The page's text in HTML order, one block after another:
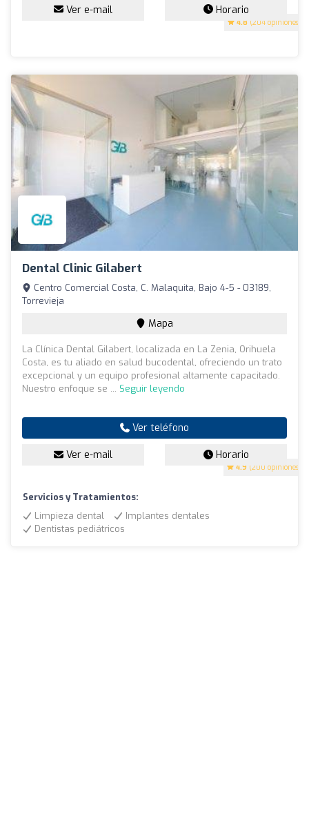
4.8 (204 opiniones)
Ver e-mail Horario
Dental Clinic Gilabert
4.9 (200 opiniones)
Centro Comercial Costa, C. Malaquita, Bajo 4-5 - 03189,
Torrevieja
Mapa
La Clínica Dental Gilabert, localizada en La Zenia, Orihuela
Costa, es tu aliado en salud bucodental, ofreciendo un trato
excepcional y un equipo profesional altamente capacitado.
Nuestro enfoque se ... Seguir leyendo
Ver teléfono
Ver e-mail Horario
Servicios y Tratamientos:
Limpieza dental
Implantes dentales
Dentistas pediátricos